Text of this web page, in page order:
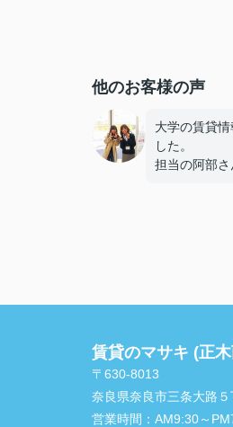
他のお客様の声
大学の賃貸
した。
担当の阿部さ
賃貸のマサキ (正木
〒630-8013
奈良県奈良市三条大路
営業時間： AM9:30～